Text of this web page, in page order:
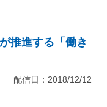
推進する「働き
配信日：2018/12/12